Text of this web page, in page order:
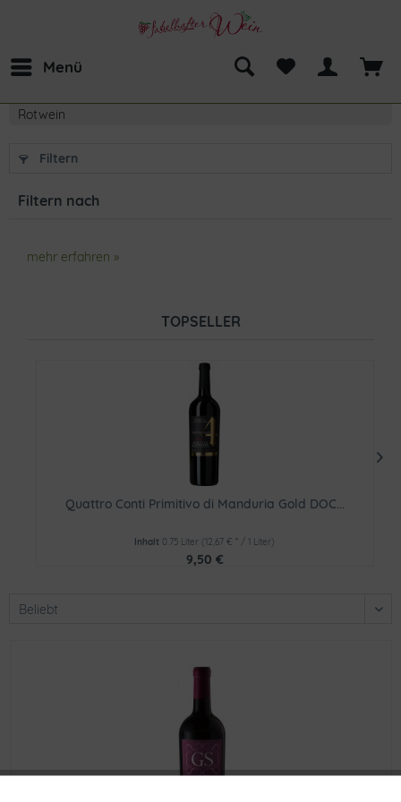
Menü
Rotwein
Filtern
Filtern nach
mehr erfahren »
TOPSELLER
Quattro Conti Primitivo di Manduria Gold DOC...
Inhalt 0.75 Liter (12,67 € * / 1 Liter)
9,50 €